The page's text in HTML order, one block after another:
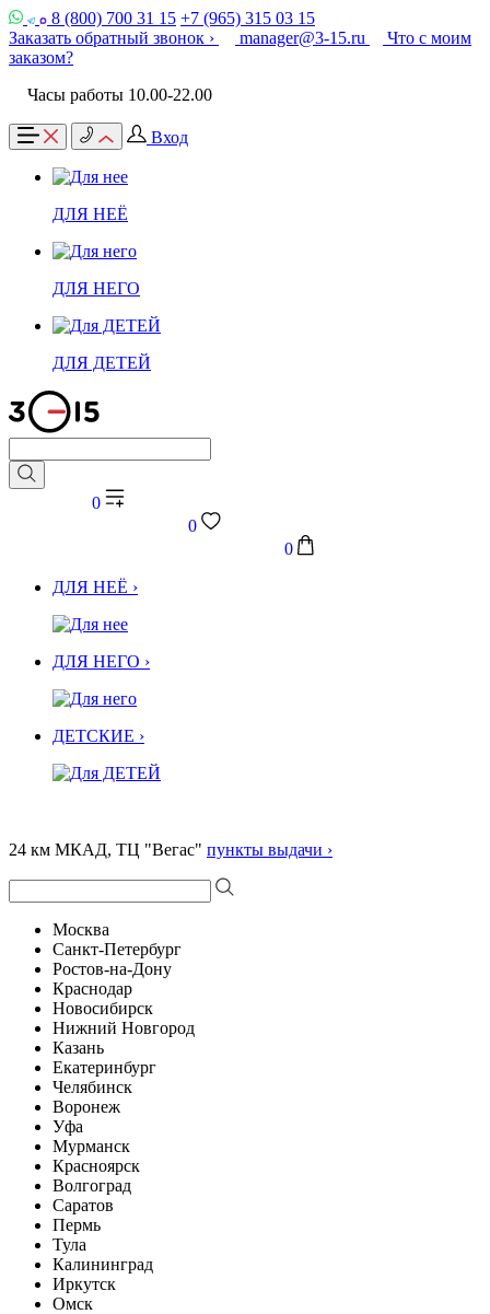
8 (800) 700 31 15 +7 (965) 315 03 15
Заказать обратный звонок ›
manager@3-15.ru
Что с моим
заказом?
Часы работы 10.00-22.00
Вход
ДЛЯ НЕЁ
ДЛЯ НЕГО
ДЛЯ ДЕТЕЙ
0
0
0
ДЛЯ НЕЁ ›
ДЛЯ НЕГО ›
ДЕТСКИЕ ›
24 км МКАД, ТЦ "Вегас" пункты выдачи ›
Москва
Санкт-Петербург
Ростов-на-Дону
Краснодар
Новосибирск
Нижний Новгород
Казань
Екатеринбург
Челябинск
Воронеж
Уфа
Мурманск
Красноярск
Волгоград
Саратов
Пермь
Тула
Калининград
Иркутск
Омск